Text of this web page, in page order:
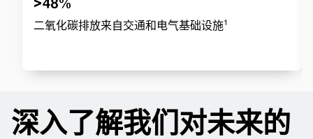
二氧化碳排放来自交通和电气基础设施1
深入了解我们对未来的